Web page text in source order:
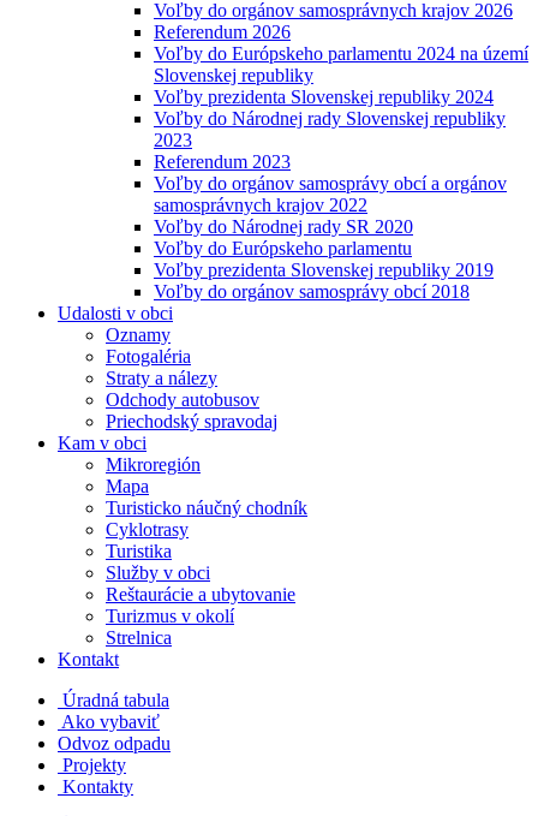
Voľby do orgánov samosprávnych krajov 2026
Referendum 2026
Voľby do Európskeho parlamentu 2024 na území
Slovenskej republiky
Voľby prezidenta Slovenskej republiky 2024
Voľby do Národnej rady Slovenskej republiky
2023
Referendum 2023
Voľby do orgánov samosprávy obcí a orgánov
samosprávnych krajov 2022
Voľby do Národnej rady SR 2020
Voľby do Európskeho parlamentu
Voľby prezidenta Slovenskej republiky 2019
Voľby do orgánov samosprávy obcí 2018
Udalosti v obci
Oznamy
Fotogaléria
Straty a nálezy
Odchody autobusov
Priechodský spravodaj
Kam v obci
Mikroregión
Mapa
Turisticko náučný chodník
Cyklotrasy
Turistika
Služby v obci
Reštaurácie a ubytovanie
Turizmus v okolí
Strelnica
Kontakt
Úradná tabula
Ako vybaviť
Odvoz odpadu
Projekty
Kontakty